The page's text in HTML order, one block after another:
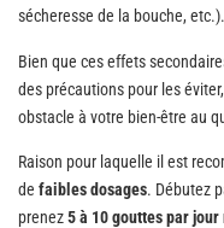
sécheresse de la bouche, etc.).
Bien que ces effets
des précautions pour les
obstacle à votre bien-être au
Raison pour laquelle il est
de faibles dosages. Débutez
prenez5 à 10 gouttes par